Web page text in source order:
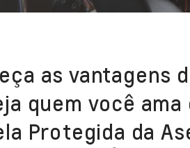
as vantagens
quem você ama
Protegida da